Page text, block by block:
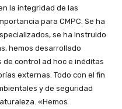
la integridad de las
para CMPC. Se ha
se ha instruido
hemos desarrollado
control ad hoc e inéditas
externas. Todo con el fin
y de seguridad
«Hemos